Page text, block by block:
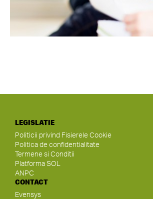
LEGISLATIE
Politicii privind Fisierele Cookie
Politica de confidentialitate
Termene si Conditii
Platforma SOL
ANPC
CONTACT
Evensys